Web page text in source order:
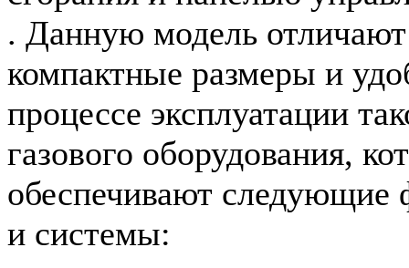
. Данную модель отличают
компактные размеры и
процессе эксплуатации
газового оборудования,
обеспечивают следующие
и системы: